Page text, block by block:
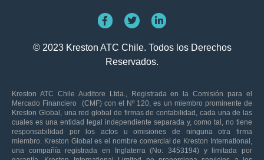
© 2023 Kreston ATC Chile. Todos los Derechos
Reservados.
Kreston ATC Chile Auditore Ltda., Registrada en la Comisión para el
Mercado Financiero (CMF) con el Nº 120, es un miembro prominente de
Kreston Global, una red global de firmas de contabilidad, cada una de las
cuales es una entidad legal independiente separada y, como tal, no tiene
responsabilidad por los actos u omisiones de ninguna otra firma
miembro. Kreston Global es el nombre comercial de Kreston International,
una compañía registrada en Inglaterra (No: 3453194) y limitada por